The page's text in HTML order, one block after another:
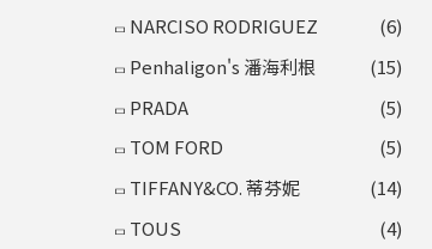
NARCISO RODRIGUEZ
(6)
Penhaligon's 潘海利根
(15)
PRADA
(5)
TOM FORD
(5)
TIFFANY&CO. 蒂芬妮
(14)
TOUS
(4)